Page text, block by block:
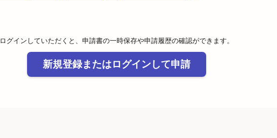
ログインしていただくと、申請書の一時保存や申請履歴の確認ができます。
新規登録またはログインして申請